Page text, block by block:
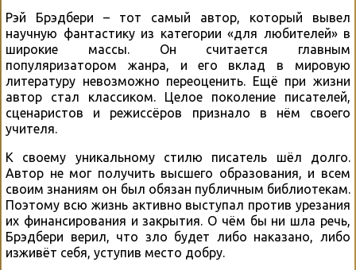
Рэй Брэдбери – тот самый автор, который вывел
научную фантастику из категории «для любителей» в
широкие массы. Он считается главным
популяризатором жанра, и его вклад в мировую
литературу невозможно переоценить. Ещё при жизни
автор стал классиком. Целое поколение писателей,
сценаристов и режиссёров признало в нём своего
учителя.
К своему уникальному стилю писатель шёл долго.
Автор не мог получить высшего образования, и всем
своим знаниям он был обязан публичным библиотекам.
Поэтому всю жизнь активно выступал против урезания
их финансирования и закрытия. О чём бы ни шла речь,
Брэдбери верил, что зло будет либо наказано, либо
изживёт себя, уступив место добру.